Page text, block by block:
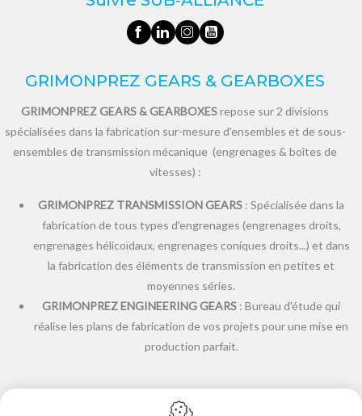
GRIMONPREZ GEARS & GEARBOXES
GRIMONPREZ GEARS & GEARBOXESrepose sur 2 divisions
spécialisées dans la fabrication sur-mesure d'ensembles et de sous-
ensembles de transmission mécanique (engrenages & boîtes de
vitesses) :
GRIMONPREZ TRANSMISSION GEARS : Spécialisée dans la
fabrication de tous types d'engrenages (engrenages droits,
engrenages hélicoïdaux, engrenages coniques droits...) et dans
la fabrication des éléments de transmission en petites et
moyennes séries.
GRIMONPREZ ENGINEERING GEARS : Bureau d'étude qui
réalise les plans de fabrication de vos projets pour une mise en
production parfait.